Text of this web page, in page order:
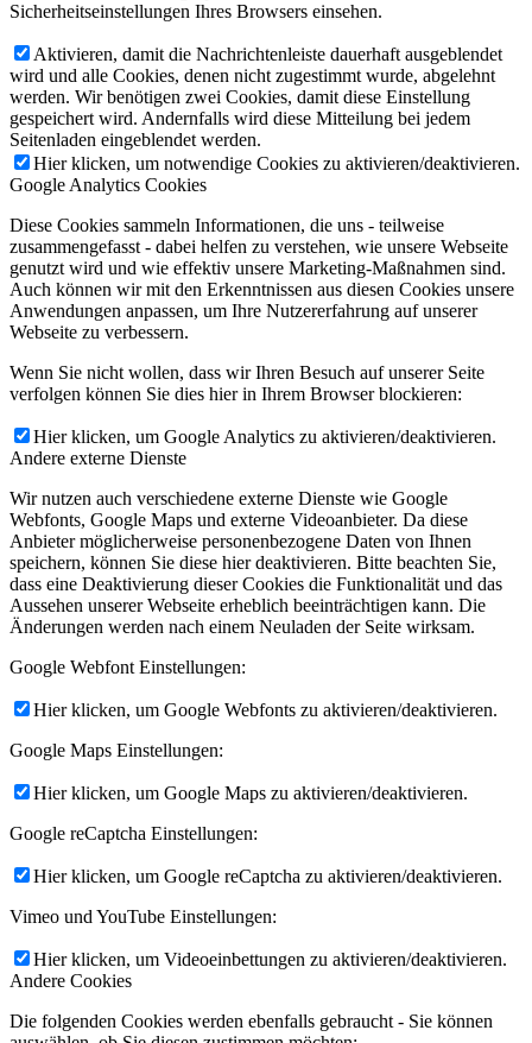
Sicherheitseinstellungen Ihres Browsers einsehen.
Aktivieren, damit die Nachrichtenleiste dauerhaft ausgeblendet
wird und alle Cookies, denen nicht zugestimmt wurde, abgelehnt
werden. Wir benötigen zwei Cookies, damit diese Einstellung
gespeichert wird. Andernfalls wird diese Mitteilung bei jedem
Seitenladen eingeblendet werden.
Hier klicken, um notwendige Cookies zu aktivieren/deaktivieren.
Google Analytics Cookies
Diese Cookies sammeln Informationen, die uns - teilweise
zusammengefasst - dabei helfen zu verstehen, wie unsere Webseite
genutzt wird und wie effektiv unsere Marketing-Maßnahmen sind.
Auch können wir mit den Erkenntnissen aus diesen Cookies unsere
Anwendungen anpassen, um Ihre Nutzererfahrung auf unserer
Webseite zu verbessern.
Wenn Sie nicht wollen, dass wir Ihren Besuch auf unserer Seite
verfolgen können Sie dies hier in Ihrem Browser blockieren:
Hier klicken, um Google Analytics zu aktivieren/deaktivieren.
Andere externe Dienste
Wir nutzen auch verschiedene externe Dienste wie Google
Webfonts, Google Maps und externe Videoanbieter. Da diese
Anbieter möglicherweise personenbezogene Daten von Ihnen
speichern, können Sie diese hier deaktivieren. Bitte beachten Sie,
dass eine Deaktivierung dieser Cookies die Funktionalität und das
Aussehen unserer Webseite erheblich beeinträchtigen kann. Die
Änderungen werden nach einem Neuladen der Seite wirksam.
Google Webfont Einstellungen:
Hier klicken, um Google Webfonts zu aktivieren/deaktivieren.
Google Maps Einstellungen:
Hier klicken, um Google Maps zu aktivieren/deaktivieren.
Google reCaptcha Einstellungen:
Hier klicken, um Google reCaptcha zu aktivieren/deaktivieren.
Vimeo und YouTube Einstellungen:
Hier klicken, um Videoeinbettungen zu aktivieren/deaktivieren.
Andere Cookies
Die folgenden Cookies werden ebenfalls gebraucht - Sie können